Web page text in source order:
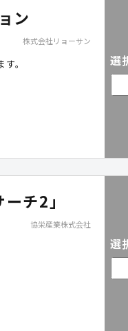
ン
株式会社リョーサン
。 選
チ2」
協栄産業株式会社
選